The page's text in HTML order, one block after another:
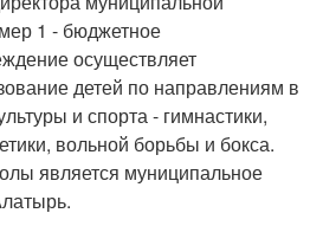
1 - бюджетное
осуществляет
детей по направлениям в
и спорта - гимнастики,
вольной борьбы и бокса.
является муниципальное